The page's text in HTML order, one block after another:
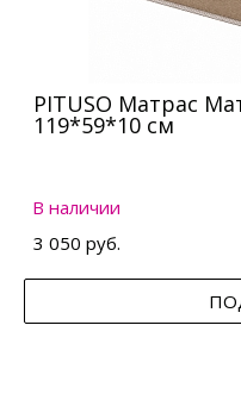
PITUSO Матрас
119*59*10 см
В наличии
3 050 руб.